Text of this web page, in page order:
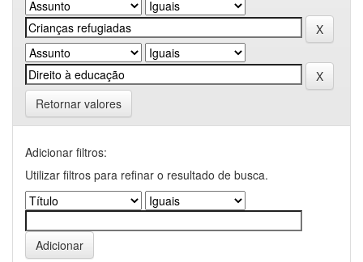
Retornar valores
Adicionar filtros:
Utilizar filtros para refinar o resultado de busca.